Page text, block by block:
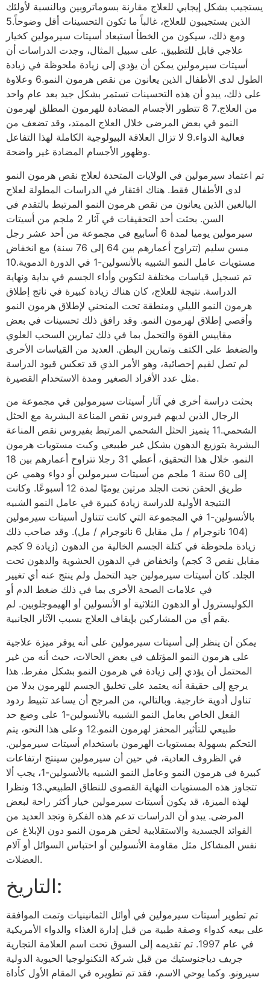
يستجيب بشكل إيجابي للعلاج مقارنة بسوماتروبين وبالنسبة لأولئك
الذين يستجيبون للعلاج، غالباً ما تكون التحسينات أقل وضوحاً.5
ومع ذلك، سيكون من الخطأ استبعاد أسيتات سيرمولين كخيار
علاجي قابل للتطبيق. على سبيل المثال، وجدت الدراسات أن
أسيتات سيرمولين يمكن أن يؤدي إلى زيادة ملحوظة في زيادة
الطول لدى الأطفال الذين يعانون من نقص هرمون النمو.6 وعلاوة
على ذلك، يبدو أن هذه التحسينات تستمر بشكل جيد بعد عام واحد
من العلاج.7 8 تتطور الأجسام المضادة للهرمون المطلق لهرمون
النمو في بعض المرضى خلال العلاج الممتد، وقد تضعف من
فعالية الدواء.9 لا تزال العلاقة البيولوجية الكاملة لهذا التفاعل
وظهور الأجسام المضادة غير واضحة.
تم اعتماد سيرمولين في الولايات المتحدة لعلاج نقص هرمون النمو
لدى الأطفال فقط. هناك افتقار في الدراسات المطولة لعلاج
البالغين الذين يعانون من نقص هرمون النمو المرتبط بالتقدم في
السن. بحثت أحد التحقيقات في آثار 2 ملجم من أسيتات
سيرمولين يوميا لمدة 6 أسابيع في مجموعة من أحد عشر رجل
مسن سليم (تتراوح أعمارهم بين 64 إلى 76 سنة) مع انخفاض
مستويات عامل النمو الشبيه بالأنسولين-1 في الدورة الدموية.10
تم تسجيل قياسات مختلفة لتكوين وأداء الجسم في بداية ونهاية
الدراسة. نتيجة للعلاج، كان هناك زيادة كبيرة في ناتج إطلاق
هرمون النمو الليلي ومنطقة تحت المنحني لإطلاق هرمون النمو
وأقصي إطلاق لهرمون النمو. وقد رافق ذلك تحسينات في بعض
مقاييس القوة والتحمل بما في ذلك تمارين السحب العلوي
والضغط على الكتف وتمارين البطن. العديد من القياسات الأخرى
لم تصل لقيم إحصائية، وهو الأمر الذي قد تعكس قيود الدراسة
مثل عدد الأفراد الصغير ومدة الاستخدام القصيرة.
بحثت دراسة أخرى في آثار أسيتات سيرمولين في مجموعة من
الرجال الذين لديهم فيروس نقص المناعة البشرية مع الحثل
الشحمي.11 يتميز الحثل الشحمي المرتبط بفيروس نقص المناعة
البشرية بتوزيع الدهون بشكل غير طبيعي وكبت مستويات هرمون
النمو. خلال هذا التحقيق، أعطي 31 رجلا تتراوح أعمارهم بين 18
إلى 60 سنة 1 ملجم من أسيتات سيرمولين أو دواء وهمي عن
طريق الحقن تحت الجلد مرتين يوميًا لمدة 12 أسبوعًا. وكانت
النتيجة الأولية للدراسة زيادة كبيرة في عامل النمو الشبيه
بالأنسولين-1 في المجموعة التي كانت تتناول أسيتات سيرمولين
(104 نانوجرام / مل مقابل 6 نانوجرام / مل). وقد صاحب ذلك
زيادة ملحوظة في كتلة الجسم الخالية من الدهون (زيادة 9 كجم
مقابل نقص 3 كجم) وانخفاض في الدهون الحشوية والدهون تحت
الجلد. كان أسيتات سيرمولين جيد التحمل ولم ينتج عنه أي تغيير
في علامات الصحة الأخرى بما في ذلك ضغط الدم أو
الكوليسترول أو الدهون الثلاثية أو الأنسولين أو الهيموجلوبين. لم
يقم أي من المشاركين بإيقاف العلاج بسبب الآثار الجانبية.
يمكن أن ينظر إلى أسيتات سيرمولين على أنه يوفر ميزة علاجية
على هرمون النمو المؤتلف في بعض الحالات، حيث أنه من غير
المحتمل أن يؤدي إلى زيادة في هرمون النمو بشكل مفرط. هذا
يرجع إلى حقيقة أنه يعتمد على تخليق الجسم للهرمون بدلا من
تناول أدوية خارجية. وبالتالي، من المرجح أن يساعد تثبيط ردود
الفعل الخاص بعامل النمو الشبيه بالأنسولين-1 على وضع حد
طبيعي للتأثير المحفز لهرمون النمو.12 وعلى هذا النحو، يتم
التحكم بسهولة بمستويات الهرمون باستخدام أسيتات سيرمولين.
في الظروف العادية، في حين أن سيرمولين سينتج ارتفاعات
كبيرة في هرمون النمو وعامل النمو الشبيه بالأنسولين-1، يجب ألا
تتجاوز هذه المستويات النهاية القصوى للنطاق الطبيعي.13 ونظرا
لهذه الميزة، قد يكون أسيتات سيرمولين خيار أكثر راحة لبعض
المرضى. يبدو أن الدراسات تدعم هذه الفكرة وتجد العديد من
الفوائد الجسدية والاستقلابية لحقن هرمون النمو دون الإبلاغ عن
نفس المشاكل مثل مقاومة الأنسولين أو احتباس السوائل أو آلام
العضلات.
التاريخ:
تم تطوير أسيتات سيرمولين في أوائل الثمانينيات وتمت الموافقة
على بيعه كدواء وصفة طبية من قبل إدارة الغذاء والدواء الأمريكية
في عام 1997. تم تقديمه إلى السوق تحت اسم العلامة التجارية
جريف دياجنوستيك من قبل شركة التكنولوجيا الحيوية الدولية
سيرونو. وكما يوحي الاسم، فقد تم تطويره في المقام الأول كأداة